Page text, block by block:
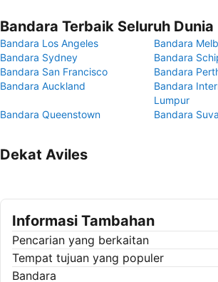
Bandara Terbaik Seluruh Dunia
Bandara Los Angeles
Bandara
Bandara Sydney
Bandara
Bandara San Francisco
Bandara
Bandara Auckland
Bandara
Lumpur
Bandara Queenstown
Bandara
Dekat Aviles
Informasi Tambahan
Pencarian yang berkaitan
Tempat tujuan yang populer
Bandara